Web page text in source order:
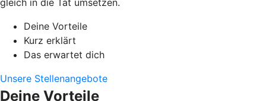
Deine Vorteile
Kurz erklärt
Das erwartet dich
Unsere Stellenangebote
Deine Vorteile